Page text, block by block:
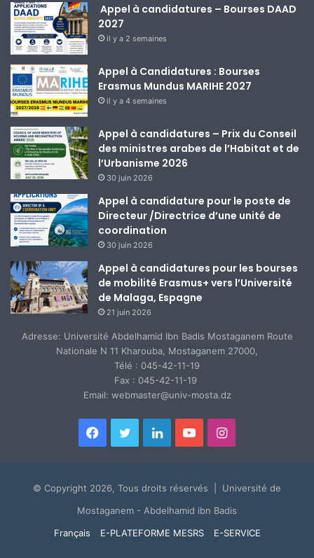
Appel à candidatures – Bourses DAAD
2027
il y a 2 semaines
Appel à Candidatures : Bourses
Erasmus Mundus MARIHE 2027
il y a 4 semaines
Appel à candidatures – Prix du Conseil
des ministres arabes de l’Habitat et de
l’Urbanisme 2026
30 juin 2026
Appel à candidature pour le poste de
Directeur /Directrice d’une unité de
coordination
30 juin 2026
Appel à candidatures pour les bourses
de mobilité Erasmus+ vers l’Université
de Malaga, Espagne
21 juin 2026
Adresse: Université Abdelhamid Ibn Badis Mostaganem Route
Nationale N 11 Kharouba, Mostaganem 27000,
Télé : 045-42-11-19
Fax : 045-42-11-19
Email: webmaster@univ-mosta.dz
Facebook
TwitterLinkedinYouTubeInstagram
© Copyright 2026, Tous droits réservés | Université de
Mostaganem - Abdelhamid ibn Badis
Français
E-PLATEFORME MESRS E-SERVICE